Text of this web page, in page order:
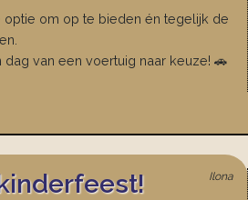
optie om op te bieden én tegelijk de
van een voertuig naar keuze! 🚗
Ilona